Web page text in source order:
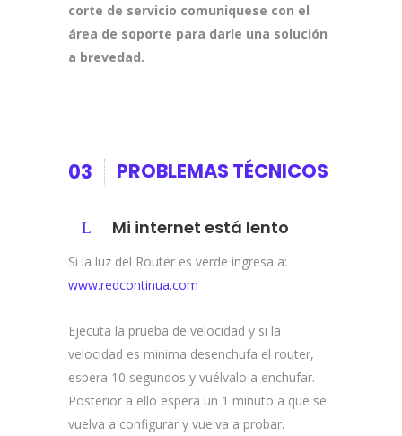
corte de servicio comuniquese con el
área de soporte para darle una solución
a brevedad.
03 PROBLEMAS TÉCNICOS
Mi internet está lento
Si la luz del Router es verde ingresa a:
www.redcontinua.com
Ejecuta la prueba de velocidad y si la
velocidad es minima desenchufa el router,
espera 10 segundos y vuélvalo a enchufar.
Posterior a ello espera un 1 minuto a que se
vuelva a configurar y vuelva a probar.